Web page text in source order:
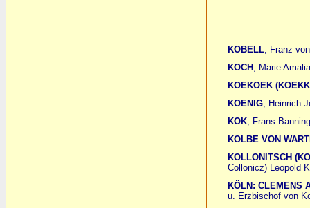
KOBELL, Franz von
KOCH , Marie Amalia
KOEKOEK
KOENIG, Heinrich
KOK, Frans Banning
KOLBE VON
KOLLONITSCH
Collonicz) Leopold
KÖLN: CLEMENS
u. Erzbischof von